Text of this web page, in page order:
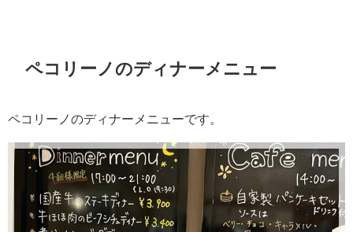
ペコリーノのディナーメニュー
ペコリーノのディナーメニューです。